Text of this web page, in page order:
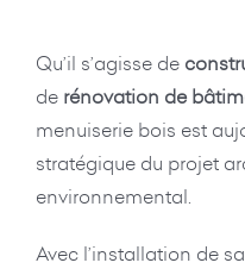
Qu’il s’agisse de
de rénovation de
menuiserie bois est
stratégique du projet
environnemental.
Avec l’installation de sa